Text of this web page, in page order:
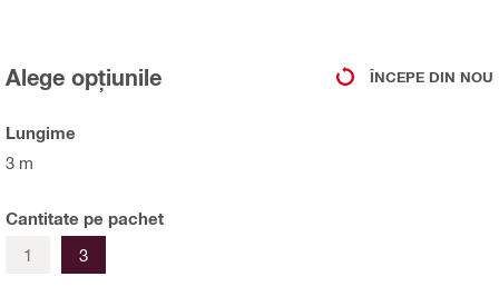
Alege opțiunile ÎNCEPE DIN NOU
Lungime
3 m
Cantitate pe pachet
1
3